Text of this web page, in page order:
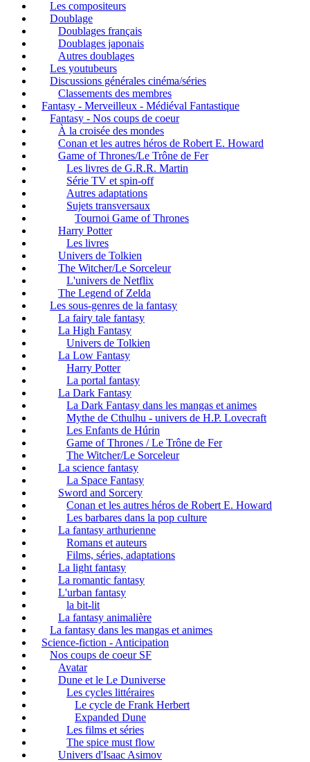
Les compositeurs
Doublage
Doublages français
Doublages japonais
Autres doublages
Les youtubeurs
Discussions générales cinéma/séries
Classements des membres
Fantasy - Merveilleux - Médiéval Fantastique
Fantasy - Nos coups de coeur
À la croisée des mondes
Conan et les autres héros de Robert E. Howard
Game of Thrones/Le Trône de Fer
Les livres de G.R.R. Martin
Série TV et spin-off
Autres adaptations
Sujets transversaux
Tournoi Game of Thrones
Harry Potter
Les livres
Univers de Tolkien
The Witcher/Le Sorceleur
L'univers de Netflix
The Legend of Zelda
Les sous-genres de la fantasy
La fairy tale fantasy
La High Fantasy
Univers de Tolkien
La Low Fantasy
Harry Potter
La portal fantasy
La Dark Fantasy
La Dark Fantasy dans les mangas et animes
Mythe de Cthulhu - univers de H.P. Lovecraft
Les Enfants de Húrin
Game of Thrones / Le Trône de Fer
The Witcher/Le Sorceleur
La science fantasy
La Space Fantasy
Sword and Sorcery
Conan et les autres héros de Robert E. Howard
Les barbares dans la pop culture
La fantasy arthurienne
Romans et auteurs
Films, séries, adaptations
La light fantasy
La romantic fantasy
L'urban fantasy
la bit-lit
La fantasy animalière
La fantasy dans les mangas et animes
Science-fiction - Anticipation
Nos coups de coeur SF
Avatar
Dune et le Le Duniverse
Les cycles littéraires
Le cycle de Frank Herbert
Expanded Dune
Les films et séries
The spice must flow
Univers d'Isaac Asimov